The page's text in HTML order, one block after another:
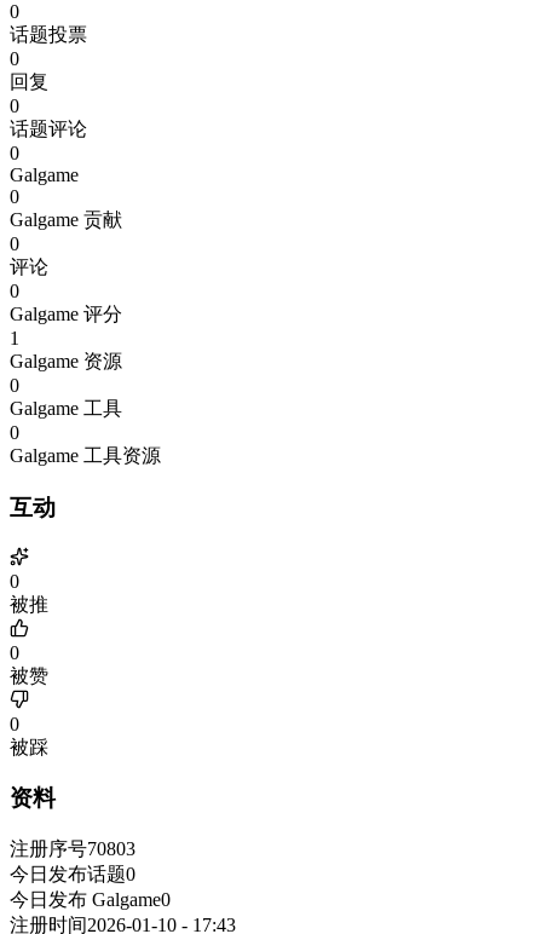
0
话题投票
0
回复
0
话题评论
0
Galgame
0
Galgame 贡献
0
评论
0
Galgame 评分
1
Galgame 资源
0
Galgame 工具
0
Galgame 工具资源
互动
0
被推
0
被赞
0
被踩
资料
注册序号70803
今日发布话题0
今日发布 Galgame0
注册时间2026-01-10 - 17:43